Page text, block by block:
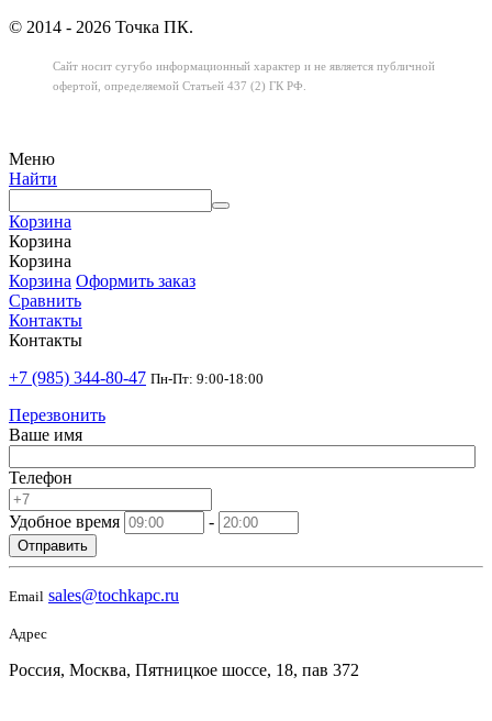
© 2014 - 2026 Точка ПК.
Сайт носит сугубо информационный характер и не является публичной
офертой, определяемой Статьей 437 (2) ГК РФ.
Меню
Найти
Корзина
Корзина
Корзина
Корзина Оформить заказ
Сравнить
Контакты
Контакты
+7 (985) 344-80-47 Пн-Пт: 9:00-18:00
Перезвонить
Ваше имя
Телефон
Удобное время -
Отправить
Email sales@tochkapc.ru
Адрес
Россия, Москва, Пятницкое шоссе, 18, пав 372